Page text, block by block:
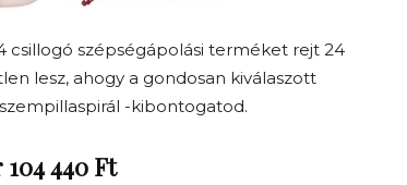
csillogó szépségápolási terméket rejt 24
lesz, ahogy a gondosan kiválaszott
-kibontogatod.
440 Ft